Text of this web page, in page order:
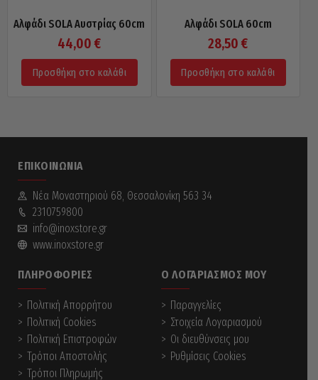
Αλφάδι SOLA Αυστρίας 60cm
44,00€
Προσθήκη στο καλάθι
Αλφάδι SOLA 60cm
28,50€
Προσθήκη στο καλάθι
ΕΠΙΚΟΙΝΩΝΊΑ
Νέα Mοναστηριού 68, Θεσσαλονίκη 563 34
2310759800
info@inoxstore.gr
www.inoxstore.gr
ΠΛΗΡΟΦΟΡΊΕΣ
Πολιτική Απορρήτου
Πολιτική Cookies
Πολιτική Επιστροφών
Τρόποι Αποστολής
Τρόποι Πληρωμής
Ο ΛΟΓΑΡΙΑΣΜΌΣ ΜΟΥ
Παραγγελίες
Στοιχεία Λογαριασμού
Οι διευθύνσεις μου
Ρυθμίσεις Cookies